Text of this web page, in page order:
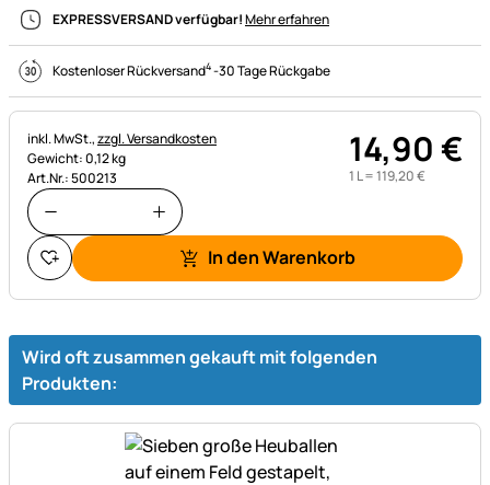
EXPRESSVERSAND verfügbar!Mehr erfahren
Kostenloser Rückversand4-30 Tage Rückgabe
Steuerhinweis:
inkl. MwSt.,zzgl. Versandkosten
Gewicht: 0,12 kg
Art.Nr.: 500213
14,90€
1 L =119,20€
In den Warenkorb
Wird oft zusammen gekauft mit folgenden
Produkten: